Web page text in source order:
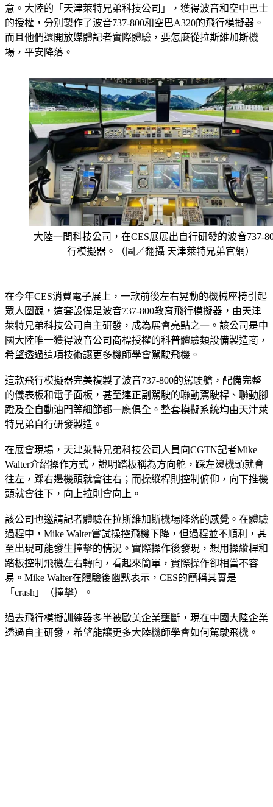
意。大陸的「天津萊特兄弟科技公司」，獲得波音和空中巴士
的授權，分別製作了波音737-800和空巴A320的飛行模擬器。
而且他們還開放媒體記者實際體驗，要怎麼從拉斯維加斯機
場，平安降落。
大陸一間科技公司，在CES展展出自行研發的波音737-
行模擬器。（圖／翻攝 天津萊特兄弟官網）
在今年CES消費電子展上，一款前後左右晃動的機械座椅引起
眾人圍觀，這套設備是波音737-800教育飛行模擬器，由天津
萊特兄弟科技公司自主研發，成為展會亮點之一。該公司是中
國大陸唯一獲得波音公司商標授權的科普體驗類設備製造商，
希望透過這項技術讓更多機師學會駕駛飛機。
這款飛行模擬器完美複製了波音737-800的駕駛艙，配備完整
的儀表板和電子面板，甚至連正副駕駛的聯動駕駛桿、聯動腳
蹬及全自動油門等細節都一應俱全。整套模擬系統均由天津萊
特兄弟自行研發製造。
在展會現場，天津萊特兄弟科技公司人員向CGTN記者Mike
Walter介紹操作方式，說明踏板稱為方向舵，踩左邊機頭就會
往左，踩右邊機頭就會往右；而操縱桿則控制俯仰，向下推機
頭就會往下，向上拉則會向上。
該公司也邀請記者體驗在拉斯維加斯機場降落的感覺。在體驗
過程中，Mike Walter嘗試操控飛機下降，但過程並不順利，甚
至出現可能發生撞擊的情況。實際操作後發現，想用操縱桿和
踏板控制飛機左右轉向，看起來簡單，實際操作卻相當不容
易。Mike Walter在體驗後幽默表示，CES的簡稱其實是
「crash」（撞擊）。
過去飛行模擬訓練器多半被歐美企業壟斷，現在中國大陸企業
透過自主研發，希望能讓更多大陸機師學會如何駕駛飛機。